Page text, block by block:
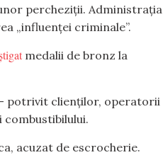
percheziții. Administrația
„influenței criminale”.
medalii de bronz la
potrivit clienților, operatorii
acuzat de escrocherie.